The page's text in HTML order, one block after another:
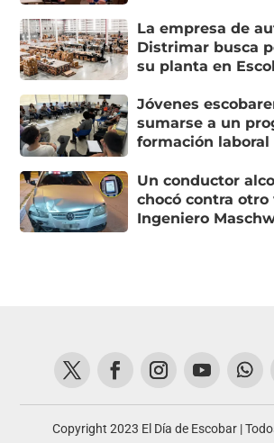
La empresa de
Distrimar busca
su planta en
Jóvenes
sumarse a un
formación laboral
Un conductor
chocó contra otro
Ingeniero
Copyright 2023 El Día de Escobar |